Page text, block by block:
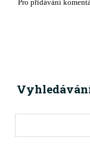
Pro přidávání